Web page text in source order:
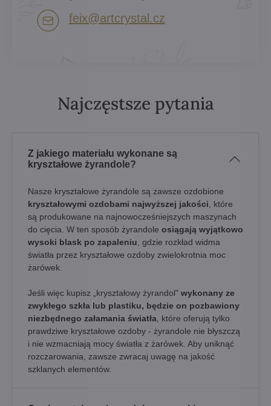
feix​@artcrystal​.cz
Najczęstsze pytania
Z jakiego materiału wykonane są
kryształowe żyrandole?
Nasze kryształowe żyrandole są zawsze ozdobione
kryształowymi ozdobami najwyższej jakości , które
są produkowane na najnowocześniejszych maszynach
do cięcia. W ten sposób żyrandole osiągają wyjątkowo
wysoki blask po zapaleniu , gdzie rozkład widma
światła przez kryształowe ozdoby zwielokrotnia moc
żarówek.
Jeśli więc kupisz „kryształowy żyrandol" wykonany ze
zwykłego szkła lub plastiku, będzie on pozbawiony
niezbędnego załamania światła , które oferują tylko
prawdziwe kryształowe ozdoby - żyrandole nie błyszczą
i nie wzmacniają mocy światła z żarówek. Aby uniknąć
rozczarowania, zawsze zwracaj uwagę na jakość
szklanych elementów.